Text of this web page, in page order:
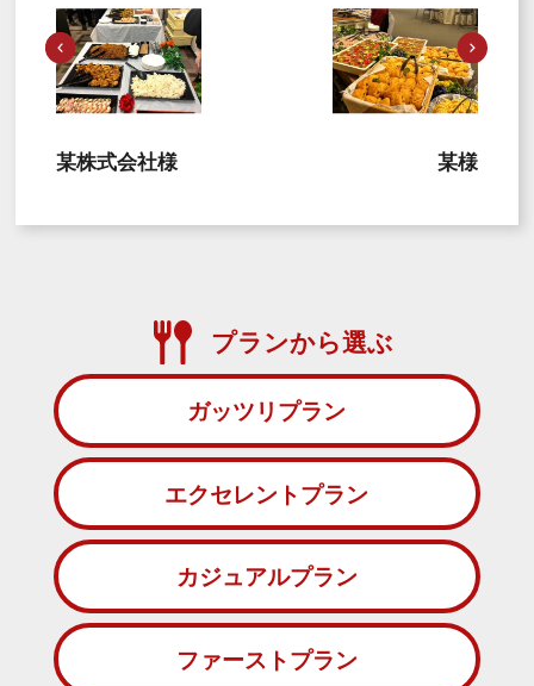
某株式会社様 某様
プランから選ぶ
ガッツリプラン
エクセレントプラン
カジュアルプラン
ファーストプラン